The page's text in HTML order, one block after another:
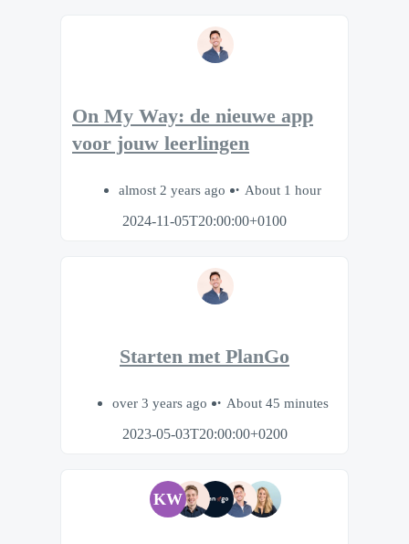
On My Way: de nieuwe app
voor jouw leerlingen
almost 2 years ago
About 1 hour
2024-11-05T20:00:00+0100
Starten met PlanGo
over 3 years ago
About 45 minutes
2023-05-03T20:00:00+0200
KW